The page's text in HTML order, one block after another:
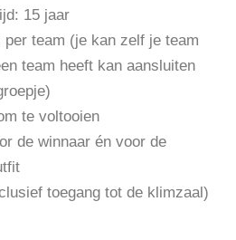
15 jaar
per team (je kan zelf je team
team heeft kan aansluiten
te voltooien
de winnaar én voor de
toegang tot de klimzaal)